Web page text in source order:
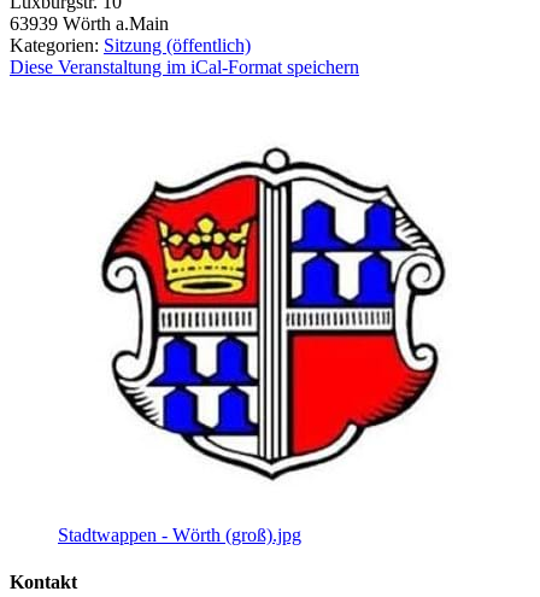
63939 Wörth a.Main
Kategorien: Sitzung (öffentlich)
Diese Veranstaltung im iCal-Format speichern
Stadtwappen - Wörth (groß).jpg
Kontakt